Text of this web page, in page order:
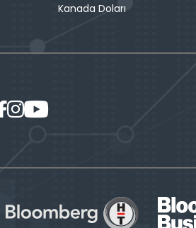
Kanada Doları